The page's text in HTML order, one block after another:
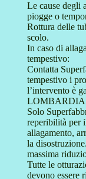
Le cause degli
piogge o
Rottura delle
scolo.
In caso di
tempestivo:
Contatta
tempestivo i
l’intervento è
Solo
reperibilità per
allagamento,
la
massima
Tutte le
devono essere